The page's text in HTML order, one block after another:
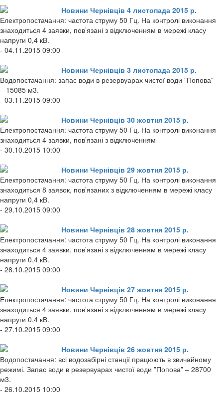
Новини Чернівців 4 листопада 2015 р.
Електропостачання: частота струму 50 Гц. На контролі виконання
знаходиться 4 заявки, пов’язані з відключенням в мережі класу
напруги 0,4 кВ.
- 04.11.2015 09:00
Новини Чернівців 3 листопада 2015 р.
Водопостачання: запас води в резервуарах чистої води ”Попова”
– 15085 м3.
- 03.11.2015 09:00
Новини Чернівців 30 жовтня 2015 р.
Електропостачання: частота струму 50 Гц. На контролі виконання
знаходиться 4 заявки, пов’язані з відключенням
- 30.10.2015 10:00
Новини Чернівців 29 жовтня 2015 р.
Електропостачання: частота струму 50 Гц. На контролі виконання
знаходиться 8 заявок, пов’язаних з відключенням в мережі класу
напруги 0,4 кВ.
- 29.10.2015 09:00
Новини Чернівців 28 жовтня 2015 р.
Електропостачання: частота струму 50 Гц. На контролі виконання
знаходиться 4 заявки, пов’язані з відключенням в мережі класу
напруги 0,4 кВ.
- 28.10.2015 09:00
Новини Чернівців 27 жовтня 2015 р.
Електропостачання: частота струму 50 Гц. На контролі виконання
знаходиться 4 заявки, пов’язані з відключенням в мережі класу
напруги 0,4 кВ.
- 27.10.2015 09:00
Новини Чернівців 26 жовтня 2015 р.
Водопостачання: всі водозабірні станції працюють в звичайному
режимі. Запас води в резервуарах чистої води ”Попова” – 28700
м3.
- 26.10.2015 10:00